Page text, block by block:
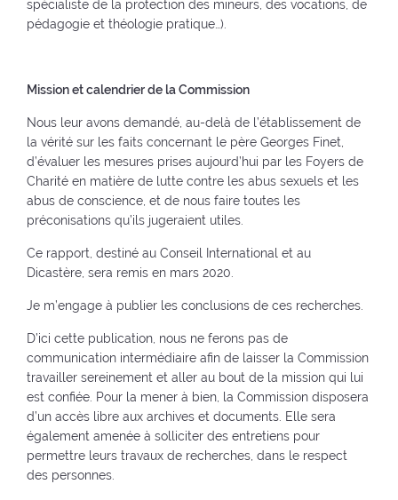
spécialiste de la protection des mineurs, des vocations, de
pédagogie et théologie pratique…).
Mission et calendrier de la Commission
Nous leur avons demandé, au-delà de l’établissement de
la vérité sur les faits concernant le père Georges Finet,
d’évaluer les mesures prises aujourd’hui par les Foyers de
Charité en matière de lutte contre les abus sexuels et les
abus de conscience, et de nous faire toutes les
préconisations qu’ils jugeraient utiles.
Ce rapport, destiné au Conseil International et au
Dicastère, sera remis en mars 2020.
Je m’engage à publier les conclusions de ces recherches.
D’ici cette publication, nous ne ferons pas de
communication intermédiaire afin de laisser la Commission
travailler sereinement et aller au bout de la mission qui lui
est confiée. Pour la mener à bien, la Commission disposera
d’un accès libre aux archives et documents. Elle sera
également amenée à solliciter des entretiens pour
permettre leurs travaux de recherches, dans le respect
des personnes.